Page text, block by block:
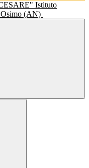
Istituto
Osimo (AN)